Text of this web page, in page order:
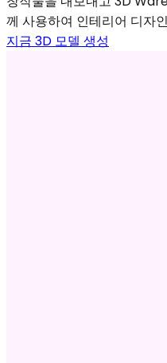
께 사용하여 인테리어 디자
지금 3D 모델 생성